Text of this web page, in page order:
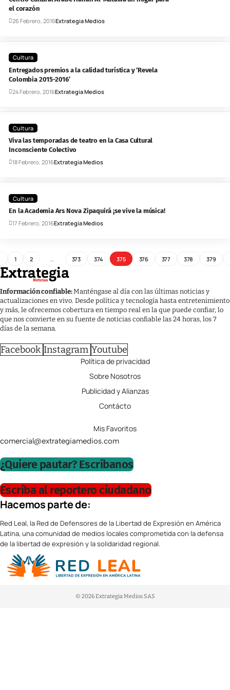
el corazón
26 Febrero, 2016Extrategia Medios
Cultura
Entregados premios a la calidad turística y ‘Revela
Colombia 2015-2016’
24 Febrero, 2016Extrategia Medios
Cultura
Viva las temporadas de teatro en la Casa Cultural
Inconsciente Colectivo
18 Febrero, 2016Extrategia Medios
Cultura
En la Academia Ars Nova Zipaquirá ¡se vive la música!
17 Febrero, 2016Extrategia Medios
1 2 … 373 374 375 376 377 378 379
Información confiable:Manténgase al día con las últimas noticias y
actualizaciones en vivo. Desde política y tecnología hasta entretenimiento
y más, le ofrecemos cobertura en tiempo real en la que puede confiar, lo
que nos convierte en su fuente de noticias confiable las 24 horas, los 7
días de la semana.
Facebook Instagram Youtube
Política de privacidad
Sobre Nosotros
Publicidad y Alianzas
Contácto
Mis Favoritos
comercial@extrategiamedios.com
¿Quiere pautar? Escríbanos
Escriba al reportero ciudadano
Hacemos parte de:
Red Leal, la Red de Defensores de la Libertad de Expresión en América
Latina, una comunidad de medios locales comprometida con la defensa
de la libertad de expresión y la solidaridad regional.
© 2026 Extrategia Medios SAS